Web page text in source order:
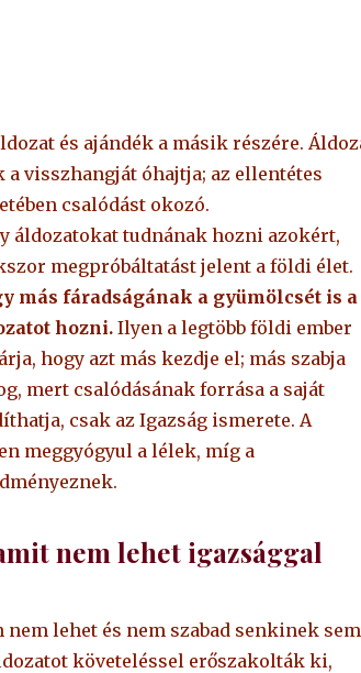
és ajándék a másik részére.
a visszhangját óhajtja; az ellentétes
csalódást okozó.
áldozatokat tudnának hozni azokért,
megpróbáltatást jelent a földi élet.
más fáradságának a gyümölcsét is a
hozni.Ilyen a legtöbb földi ember
hogy azt más kezdje el; más szabja
mert csalódásának forrása a saját
csak az Igazság ismerete. A
meggyógyul a lélek, míg a
nem lehet igazsággal
lehet és nem szabad senkinek sem
követeléssel erőszakolták ki,